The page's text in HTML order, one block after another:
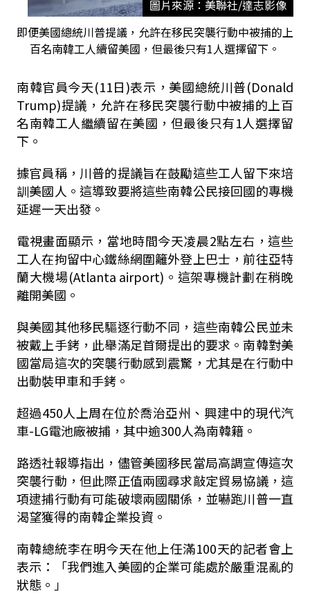
圖片來源：美聯社/達志影像
即便美國總統川普提議，允許在移民突襲行動中被捕的上
百名南韓工人續留美國，但最後只有1人選擇留下。
南韓官員今天(11日)表示， 美國總統川普(Donald
Trump)提議，允許在移民突襲行動中被捕的上百
名南韓工人繼續留在美國，但最後只有1人選擇留
下。
據官員稱，川普的提議旨在鼓勵這些工人留下來培
訓美國人。這導致要將這些南韓公民接回國的專機
延遲一天出發。
電視畫面顯示，當地時間今天凌晨2點左右，這些
工人在拘留中心鐵絲網圍籬外登上巴士，前往亞特
蘭大機場(Atlanta airport)。這架專機計劃在稍晚
離開美國。
與美國其他移民驅逐行動不同，這些南韓公民並未
被戴上手銬，此舉滿足首爾提出的要求。南韓對美
國當局這次的突襲行動感到震驚，尤其是在行動中
出動裝甲車和手銬。
超過450人上周在位於喬治亞州、興建中的現代汽
車-LG電池廠被捕，其中逾300人為南韓籍。
路透社報導指出，儘管美國移民當局高調宣傳這次
突襲行動，但此際正值兩國尋求敲定貿易協議，這
項逮捕行動有可能破壞兩國關係，並嚇跑川普一直
渴望獲得的南韓企業投資。
南韓總統李在明今天在他上任滿100天的記者會上
表示：「我們進入美國的企業可能處於嚴重混亂的
狀態。」